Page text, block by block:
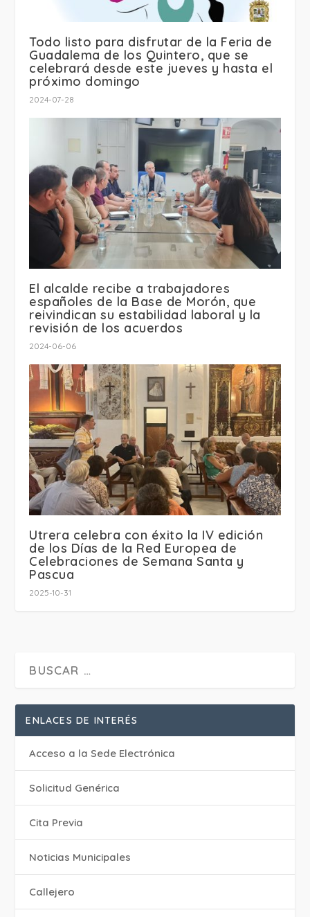
Todo listo para disfrutar de la Feria de
Guadalema de los Quintero, que se
celebrará desde este jueves y hasta el
próximo domingo
2024-07-28
El alcalde recibe a trabajadores
españoles de la Base de Morón, que
reivindican su estabilidad laboral y la
revisión de los acuerdos
2024-06-06
Utrera celebra con éxito la IV edición
de los Días de la Red Europea de
Celebraciones de Semana Santa y
Pascua
2025-10-31
ENLACES DE INTERÉS
Acceso a la Sede Electrónica
Solicitud Genérica
Cita Previa
‎Noticias Municipales
Callejero